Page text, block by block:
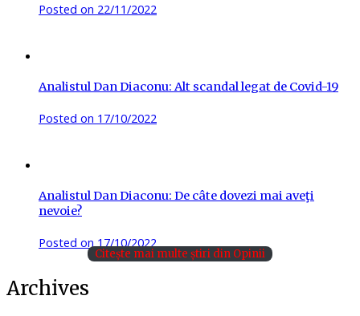
Posted on 22/11/2022
Analistul Dan Diaconu: Alt scandal legat de Covid-19
Posted on 17/10/2022
Analistul Dan Diaconu: De câte dovezi mai aveţi
nevoie?
Posted on 17/10/2022
Citește mai multe știri din Opinii
Archives